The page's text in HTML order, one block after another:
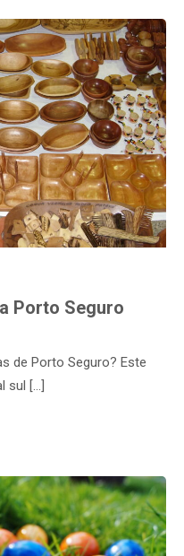
Porto Seguro
de Porto Seguro? Este
sul […]